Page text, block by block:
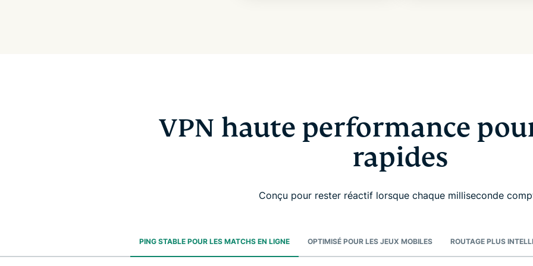
VPN haute performance
rapides
Conçu pour rester réactif lorsque chaque milliseconde
PING STABLE POUR LES MATCHS EN LIGNE OPTIMISÉ POUR LES JEUX MOBILES ROUTAGE PLUS